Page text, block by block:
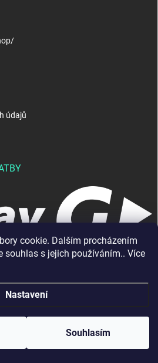
cookie. Dalším procházením
souhlas s jejich používáním.. Více
Nastavení
Souhlasím
údajů
Vytvořil Shoptet
. Všechna práva vyhrazena.